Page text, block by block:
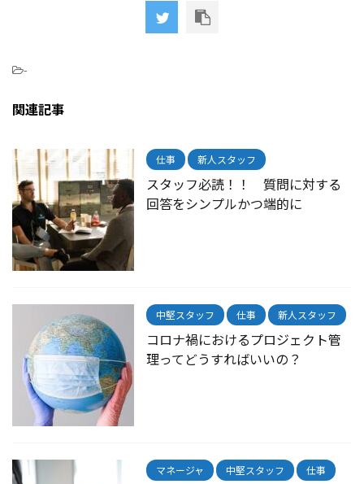
-
関連記事
仕事 新人スタッフ
スタッフ必読！！ 質問に対する
回答をシンプルかつ端的に
中堅スタッフ 仕事 新人スタッフ
コロナ禍におけるプロジェクト管
理ってどうすればいいの？
マネージャ 中堅スタッフ 仕事